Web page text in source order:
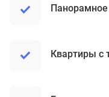
Квартиры